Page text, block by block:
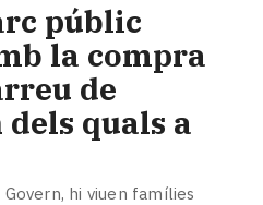
públic
la compra
de
quals a
hi viuen famílies